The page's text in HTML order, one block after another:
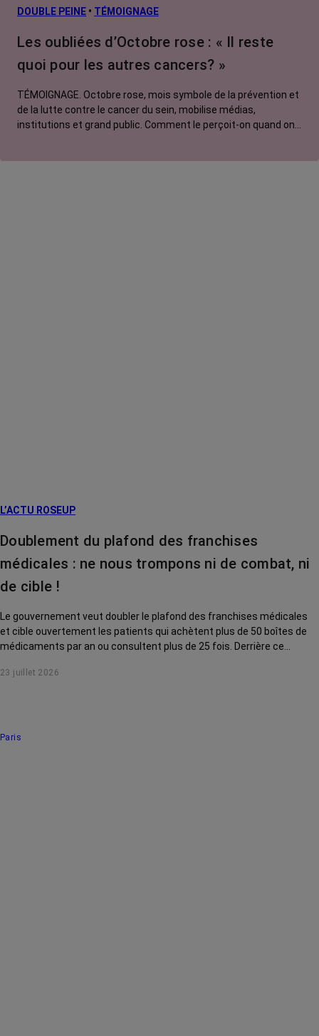
DOUBLE PEINE • TÉMOIGNAGE
Les oubliées d’Octobre rose : « Il reste
quoi pour les autres cancers? »
TÉMOIGNAGE. Octobre rose, mois symbole de la prévention et
de la lutte contre le cancer du sein, mobilise médias,
institutions et grand public. Comment le perçoit-on quand on
L’ACTU ROSEUP
Doublement du plafond des franchises
médicales : ne nous trompons ni de combat, ni
de cible !
Le gouvernement veut doubler le plafond des franchises médicales
et cible ouvertement les patients qui achètent plus de 50 boîtes de
médicaments par an ou consultent plus de 25 fois. Derrière ce
chroniques, et en premier lieu les personnes touchées par un cancer,
23 juillet 2026
Paris